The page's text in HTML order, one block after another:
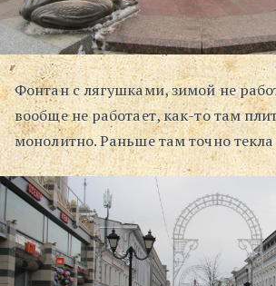
Фонтан с лягушками, зимой не
вообще не работает, как-то там
монолитно. Раньше там точно